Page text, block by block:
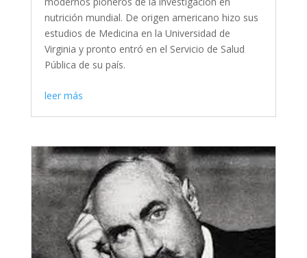
nutrición mundial. De origen americano hizo sus
estudios de Medicina en la Universidad de
Virginia y pronto entró en el Servicio de Salud
Pública de su país.
leer más